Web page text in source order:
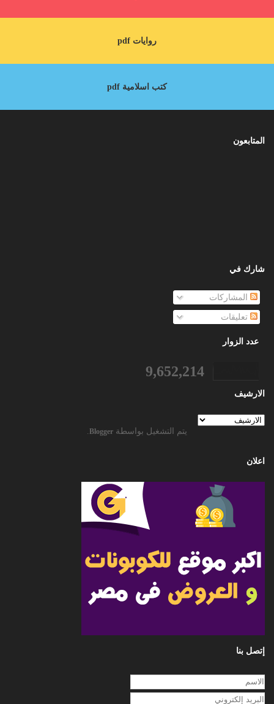
روايات pdf
كتب اسلامية pdf
المتابعون
شارك في
المشاركات
تعليقات
عدد الزوار
9,652,214
الارشيف
يتم التشغيل بواسطة Blogger
اعلان
إتصل بنا